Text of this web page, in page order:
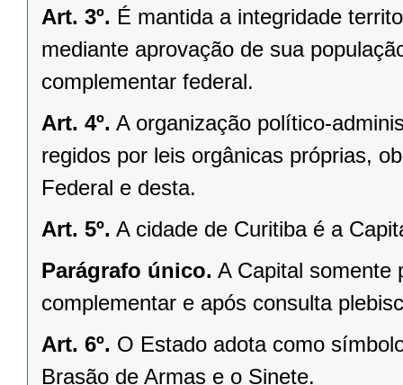
Art. 3º. É mantida a integridade
mediante aprovação de sua
complementar federal.
Art. 4º. A organização político-
regidos por leis orgânicas próprias,
Federal e desta.
Art. 5º. A cidade de Curitiba é a
Parágrafo único. A Capital somente
complementar e após consulta
Art. 6º. O Estado adota como
Brasão de Armas e o Sinete.